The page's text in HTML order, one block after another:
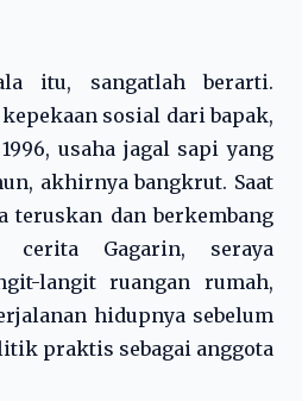
itu, sangatlah berarti.
sosial dari bapak,
usaha jagal sapi yang
akhirnya bangkrut. Saat
teruskan dan berkembang
Gagarin, seraya
langit ruangan rumah,
hidupnya sebelum
praktis sebagai anggota